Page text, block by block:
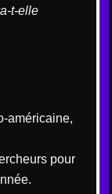
t-elle
américaine,
pour